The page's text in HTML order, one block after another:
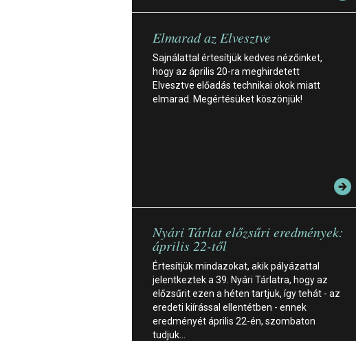
Elmarad az Elvesztve
Sajnálattal értesítjük kedves nézőinket,
hogy az április 20-ra meghirdetett
Elvesztve előadás technikai okok miatt
elmarad. Megértésüket köszönjük!
Nyári Tárlat előzsűri eredmények:
április 22-től
Értesítjük mindazokat, akik pályázattal
jelentkeztek a 39. Nyári Tárlatra, hogy az
előzsűrit ezen a héten tartjuk, így tehát - az
eredeti kiírással ellentétben - ennek
eredményét április 22-én, szombaton
tudjuk…